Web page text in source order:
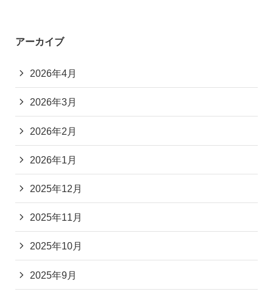
アーカイブ
2026年4月
2026年3月
2026年2月
2026年1月
2025年12月
2025年11月
2025年10月
2025年9月